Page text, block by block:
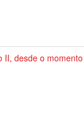
II, desde o